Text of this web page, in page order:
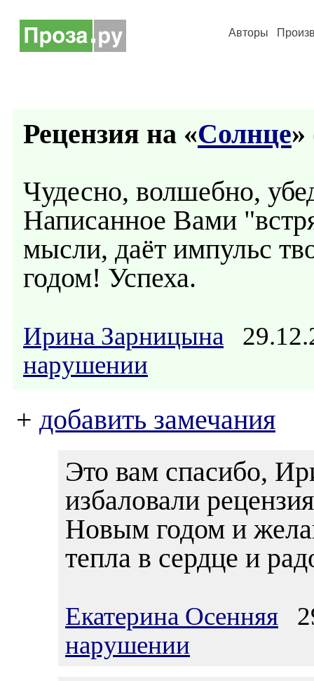
Авторы
Рецензия на «Солнце»
Чудесно, волшебно,
Написанное Вами
мысли, даёт импульс
годом! Успеха.
Ирина Зарницына
нарушении
+ добавить замечания
Это вам спасибо,
избаловали
Новым годом и
тепла в сердце и
Екатерина Осенняя
нарушении